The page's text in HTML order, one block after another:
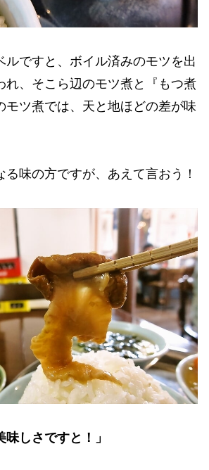
ルですと、ボイル済みのモツを出
れ、そこら辺のモツ煮と『もつ煮
モツ煮では、天と地ほどの差が味
る味の方ですが、あえて言おう！
味しさですと！」